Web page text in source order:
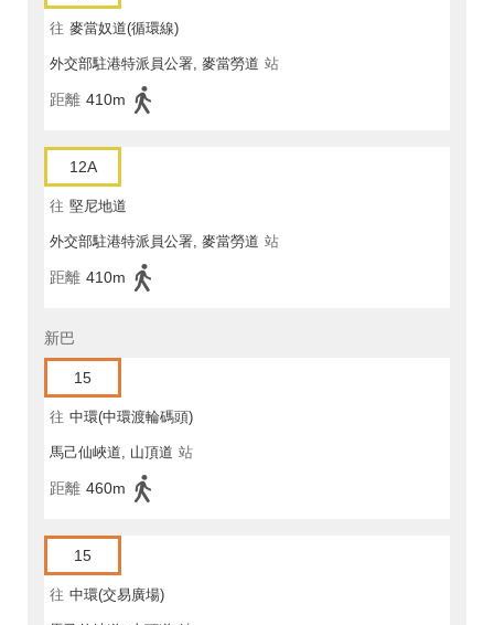
往 麥當奴道(循環線)
外交部駐港特派員公署, 麥當勞道 站
距離 410m
12A
往 堅尼地道
外交部駐港特派員公署, 麥當勞道 站
距離 410m
新巴
15
往 中環(中環渡輪碼頭)
馬己仙峽道, 山頂道 站
距離 460m
15
往 中環(交易廣場)